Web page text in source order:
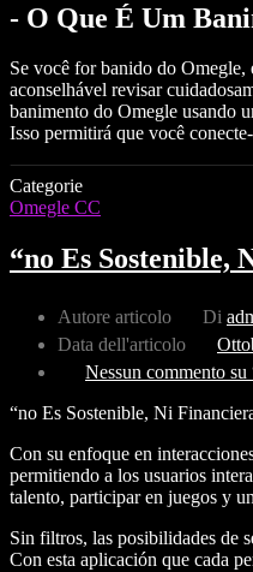
-⁣ O Que É Um
Se você for banido do‌ Omegle,
aconselhável revisar
banimento do Omegle usando
Isso permitirá que você
Categorie
Omegle CC
“no Es Sostenible,
Autore articolo Di
Data dell'articolo
Nessun commento su
“no Es Sostenible, Ni
Con su enfoque en
permitiendo a los usuarios
talento, participar en juegos y
Sin filtros, las posibilidades de
Con esta aplicación que cada